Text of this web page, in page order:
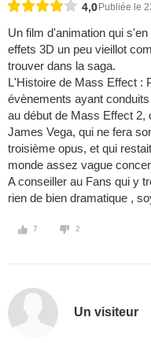
4,0 Publiée le
Un film d'animation qui
effets 3D un peu vieillot
trouver dans la saga.
L'Histoire de Mass Effect :
évènements ayant
au début de Mass Effect 2,
James Vega, qui ne fera
troisième opus, et qui
monde assez vague
A conseiller au Fans qui y
rien de bien dramatique ,
7 2
Un visiteur